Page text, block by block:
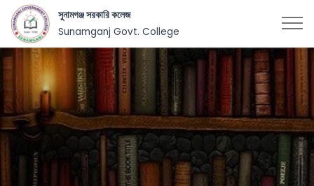
সুনামগঞ্জ সরকারি কলেজ
Sunamganj Govt. College